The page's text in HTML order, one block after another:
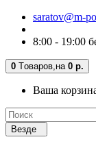
saratov@m-
8:00 - 19:00
0 Tоваров, на 0 р.
Ваша
Везде